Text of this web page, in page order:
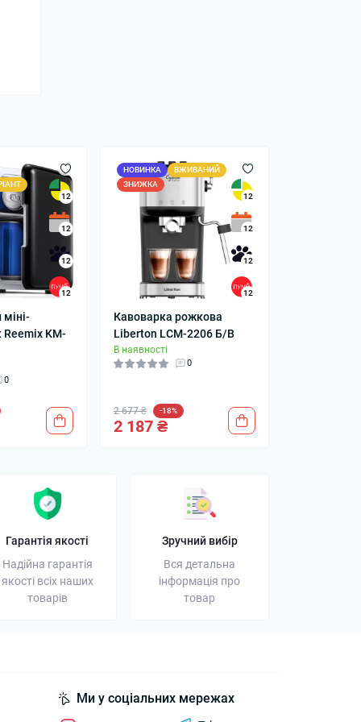
12
12
12
12
KM-
0
НОВИНКА
ВЖИВАНИЙ
ЗНИЖКА
12
12
12
12
Кавоварка рожкова
Liberton LCM-2206 Б/В
В наявності
0
2 677 ₴ -18%
2 187 ₴
Гарантія якості
Надійна гарантія
якості всіх наших
товарів
Зручний вибір
Вся детальна
інформація про
товар
Ми у соціальних мережах